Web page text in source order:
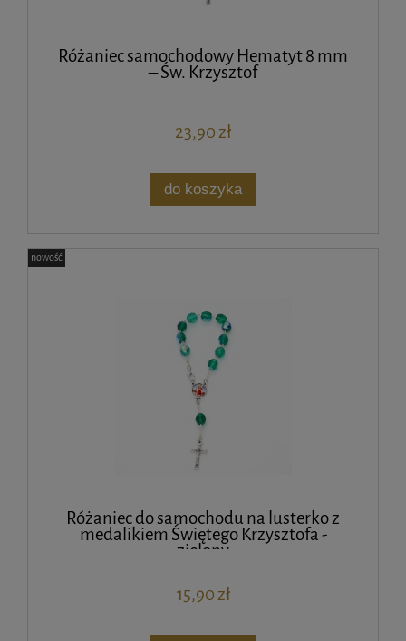
Różaniec samochodowy Hematyt 8 mm
– Św. Krzysztof
23,90 zł
do koszyka
Różaniec do samochodu na lusterko z
medalikiem Świętego Krzysztofa -
zielony
15,90 zł
nowość